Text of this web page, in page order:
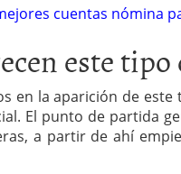
cuentas nómina
este tipo
en la aparición de
El punto de partida
a partir de ahí